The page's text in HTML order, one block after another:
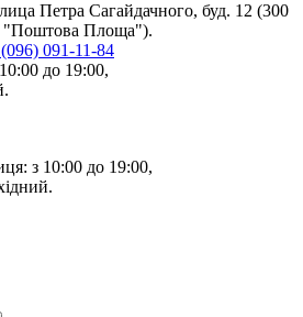
Петра Сагайдачного, буд. 12 (300
"Поштова Площа").
091-11-84
до 19:00,
з 10:00 до 19:00,